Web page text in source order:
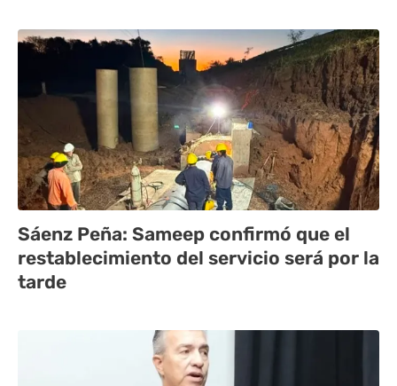
Sáenz Peña: Sameep confirmó que el
restablecimiento del servicio será por la
tarde